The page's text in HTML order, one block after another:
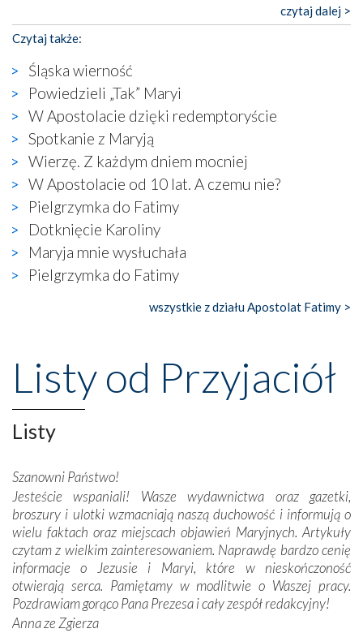
katolickiego kultu. Tylko co wspólnego z żywą,
autentyczną wiarą mogą mieć płaskie, szare bunkry albo
kaplice, w których Tabernakulum przypomina bardziej
skrzynkę na narzędzia? Albo co powiedzieć o ustawionym
tuż przy nowej bazylice wielkim krzyżu, na którym
zamiast Chrystusa umieszczono dziwaczną postać jakby
wyjętą ze starożytnych hieroglifów? W kulturowym
kontekście naszych czasów to raczej karykatura niż godny
wizerunek Zbawiciela…
Zatem nawet w bezpośrednim otoczeniu sanktuarium
naocznie przekonaliśmy się, że wewnątrz Kościoła toczy
się ogromna walka o kształt katolicyzmu i o serca
wierzących. Do czego to zmaganie może prowadzić,
widzieliśmy w urokliwym, niewielkim mieście Obidos,
gdzie w miejscu dawnego kościoła działa dzisiaj…
księgarnia.
Nasze pielgrzymkowe wyprawy, których celem były
wznoszono na chwałę Bożą, na przykład – w podzięce za
Opatrznościową pomoc w wygranej bitwie o
niepodległość kraju. Zachwyt budziła potężna, a zarazem
misterna architektura tych monumentalnych dzieł,
wspaniałe zdobienia, dbałość ich twórców o detale,
budowniczych.
Podążyliśmy też śladami fatimskich wizjonerów – Łucji
dos Santos oraz świętych Hiacynty i Franciszka Marto.
Modliliśmy się przy ich grobach. Odprawiliśmy Drogę
Krzyżową w ich rodzinnych stronach, odwiedziliśmy
domy, w których żyli.
W miejscu objawień Matki Bożej zapaliliśmy świece
czytaj dalej >
Czytaj także:
Śląska wierność
Powiedzieli „Tak” Maryi
W Apostolacie dzięki redemptoryście
Spotkanie z Maryją
Wierzę. Z każdym dniem mocniej
W Apostolacie od 10 lat. A czemu nie?
Pielgrzymka do Fatimy
Dotknięcie Karoliny
Maryja mnie wysłuchała
Pielgrzymka do Fatimy
wszystkie z działu Apostolat Fatimy >
Listy od Przyjaciół
Listy
Szanowni Państwo!
Jesteście wspaniali! Wasze wydawnictwa oraz gazetki,
broszury i ulotki wzmacniają naszą duchowość i informują o
wielu faktach oraz miejscach objawień Maryjnych. Artykuły
czytam z wielkim zainteresowaniem. Naprawdę bardzo cenię
informacje o Jezusie i Maryi, które w nieskończoność
otwierają serca. Pamiętamy w modlitwie o Waszej pracy.
Pozdrawiam gorąco Pana Prezesa i cały zespół redakcyjny!
Anna ze Zgierza